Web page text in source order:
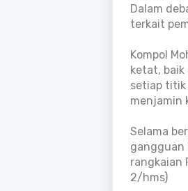
Dalam
terkait
Kompol
ketat, baik
setiap titik
menjamin
Selama
gangguan
rangkaian
2/hms)